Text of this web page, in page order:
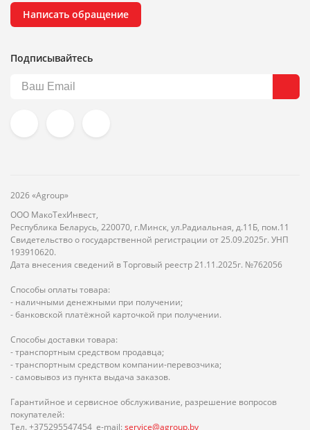
Написать обращение
Подписывайтесь
2026 «Agroup»
ООО МакоТехИнвест,
Республика Беларусь, 220070, г.Минск, ул.Радиальная, д.11Б, пом.11
Свидетельство о государственной регистрации от 25.09.2025г. УНП
193910620.
Дата внесения сведений в Торговый реестр 21.11.2025г. №762056
Способы оплаты товара:
- наличными денежными при получении;
- банковской платёжной карточкой при получении.
Способы доставки товара:
- транспортным средством продавца;
- транспортным средством компании-перевозчика;
- самовывоз из пункта выдача заказов.
Гарантийное и сервисное обслуживание, разрешение вопросов
покупателей:
Тел. +375295547454 e-mail: service@agroup.by